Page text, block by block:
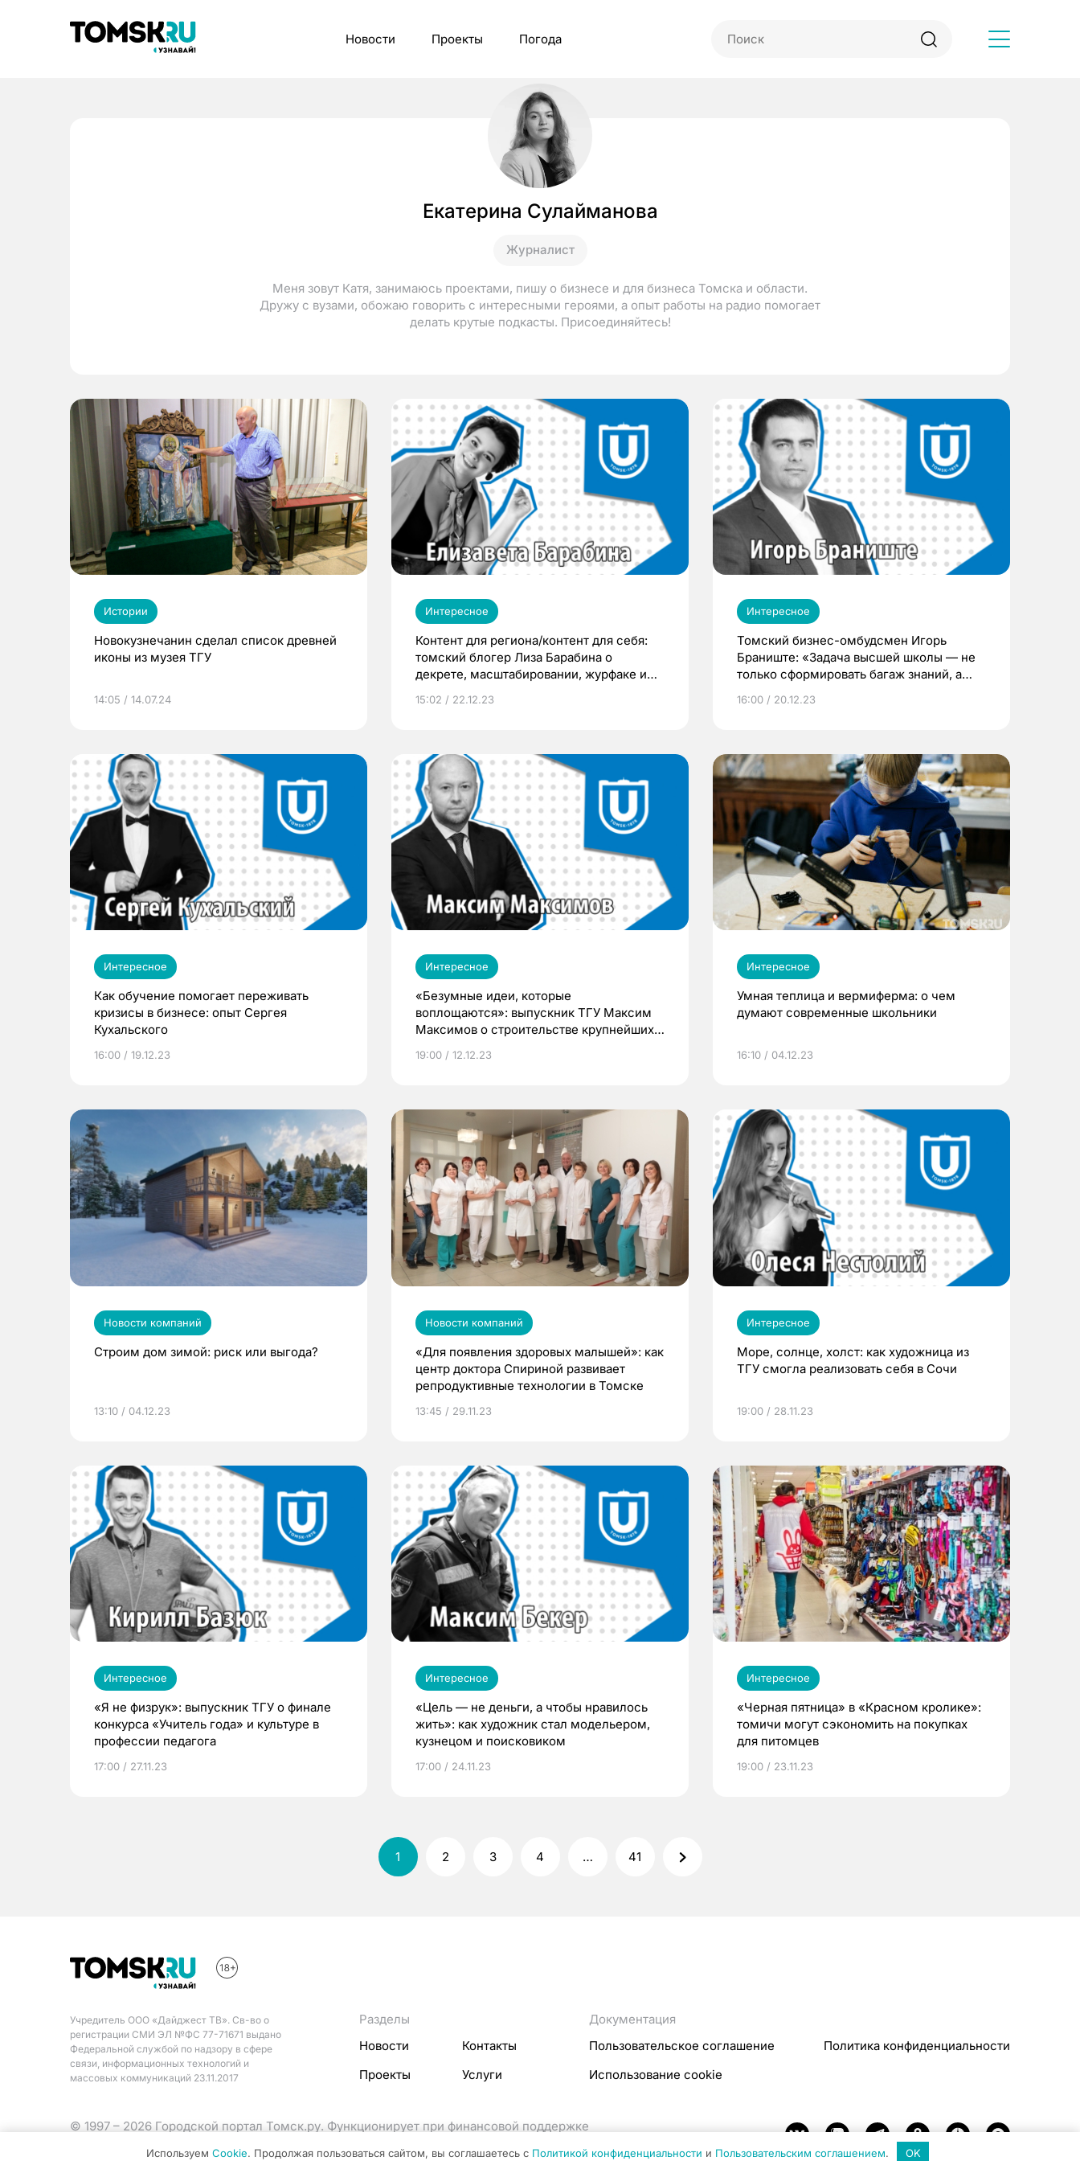
Новости Проекты Погода
Екатерина Сулайманова
Журналист
Меня зовут Катя, занимаюсь проектами, пишу о бизнесе и для бизнеса Томска и области.
Дружу с вузами, обожаю говорить с интересными героями, а опыт работы на радио помогает
делать крутые подкасты. Присоединяйтесь!
Истории
Новокузнечанин сделал список древней
иконы из музея ТГУ
14:05 / 14.07.24
Интересное
Контент для региона/контент для себя:
томский блогер Лиза Барабина о
декрете, масштабировании, журфаке и
15:02 / 22.12.23
Интересное
Томский бизнес-омбудсмен Игорь
Браниште: «Задача высшей школы — не
только сформировать багаж знаний, а
16:00 / 20.12.23
Интересное
Как обучение помогает переживать
кризисы в бизнесе: опыт Сергея
Кухальского
16:00 / 19.12.23
Интересное
«Безумные идеи, которые
воплощаются»: выпускник ТГУ Максим
Максимов о строительстве крупнейших
19:00 / 12.12.23
Интересное
Умная теплица и вермиферма: о чем
думают современные школьники
16:10 / 04.12.23
Новости компаний
Строим дом зимой: риск или выгода?
13:10 / 04.12.23
Новости компаний
«Для появления здоровых малышей»: как
центр доктора Спириной развивает
репродуктивные технологии в Томске
13:45 / 29.11.23
Интересное
Море, солнце, холст: как художница из
ТГУ смогла реализовать себя в Сочи
19:00 / 28.11.23
Интересное
«Я не физрук»: выпускник ТГУ о финале
конкурса «Учитель года» и культуре в
профессии педагога
17:00 / 27.11.23
Интересное
«Цель — не деньги, а чтобы нравилось
жить»: как художник стал модельером,
кузнецом и поисковиком
17:00 / 24.11.23
Интересное
«Черная пятница» в «Красном кролике»:
томичи могут сэкономить на покупках
для питомцев
19:00 / 23.11.23
1 2 3 4 … 41
Учредитель ООО «Дайджест ТВ». Св-во о
регистрации СМИ ЭЛ №ФС 77-71671 выдано
Федеральной службой по надзору в сфере
связи, информационных технологий и
массовых коммуникаций 23.11.2017
Разделы
Новости
Контакты
Проекты
Услуги
Документация
Пользовательское соглашение
Политика конфиденциальности
Использование cookie
© 1997 – 2026 Городской портал Томск.ру. Функционирует при финансовой поддержке
Рубрики
Используем Cookie. Продолжая пользоваться сайтом, вы соглашаетесь с Политикой конфиденциальности и Пользовательским соглашением. OK